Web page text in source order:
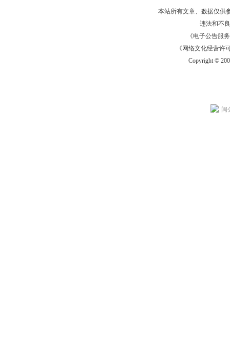
本站所有文章、数据仅供
违法和不
《电子公告服务
《网络文化经营许
Copyright ©
闽